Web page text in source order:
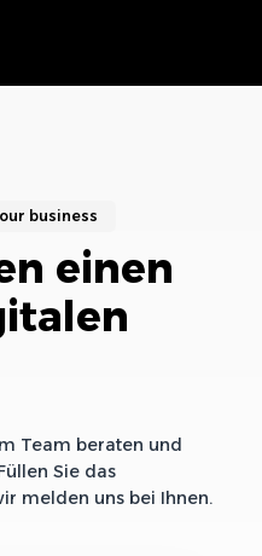
business
einen
Team beraten und
Sie das
melden uns bei Ihnen.